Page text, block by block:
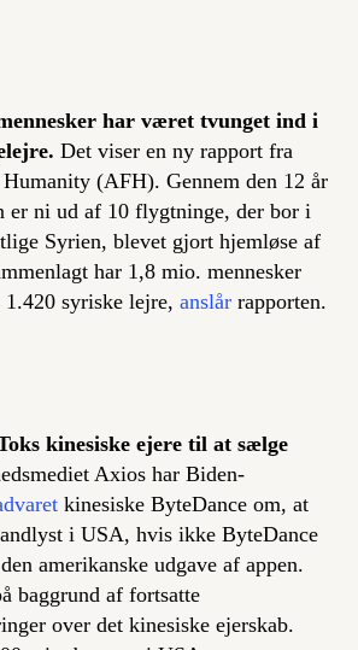
har været tvunget ind i
Det viser en ny rapport fra
(AFH). Gennem den 12 år
er ni ud af 10 flygtninge, der bor i
Syrien, blevet gjort hjemløse af
har 1,8 mio. mennesker
syriske lejre, anslår rapporten.
kinesiske ejere til at sælge
Axios har Biden-
kinesiske ByteDance om, at
i USA, hvis ikke ByteDance
amerikanske udgave af appen.
baggrund af fortsatte
over det kinesiske ejerskab.